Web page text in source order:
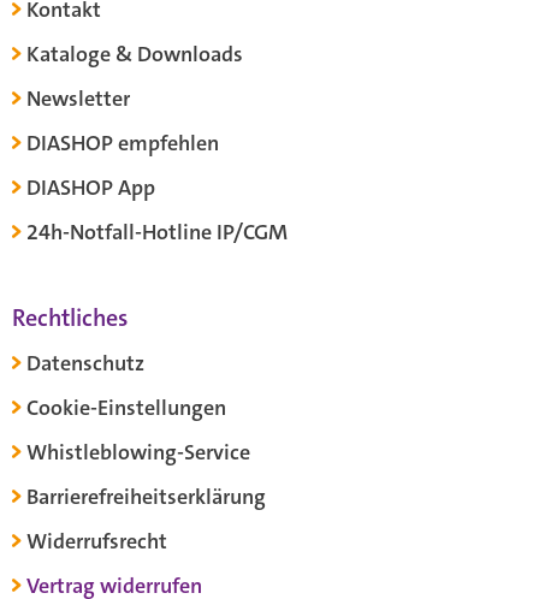
Kontakt
Kataloge & Downloads
Newsletter
DIASHOP empfehlen
DIASHOP App
24h-Notfall-Hotline IP/CGM
Rechtliches
Datenschutz
Cookie-Einstellungen
Whistleblowing-Service
Barrierefreiheitserklärung
Widerrufsrecht
Vertrag widerrufen